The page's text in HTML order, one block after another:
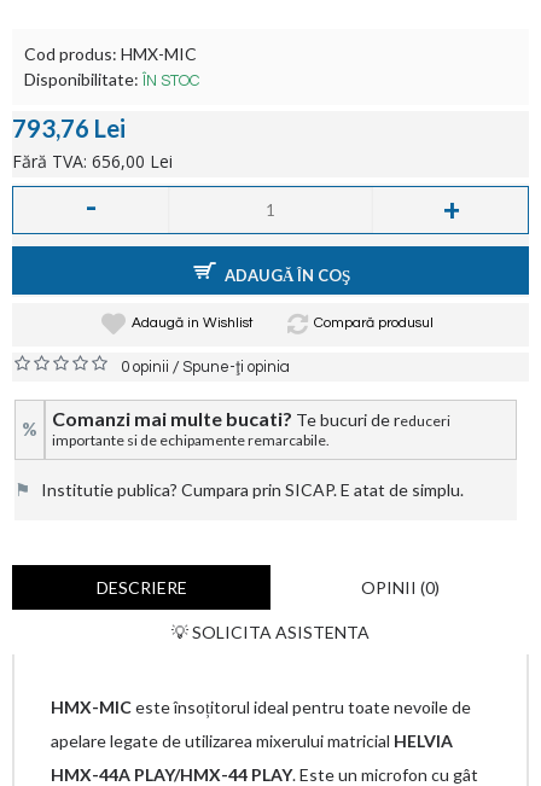
Cod produs: HMX-MIC
Disponibilitate:
ÎN STOC
793,76 Lei
Fără TVA: 656,00 Lei
- +
ADAUGĂ ÎN COŞ
Adaugă in Wishlist Compară produsul
0 opinii /Spune-ţi opinia
% Comanzi mai multe bucati? Te bucuri de reduceri
importante si de echipamente remarcabile.
⚑ Institutie publica? Cumpara prin SICAP. E atat de simplu.
DESCRIERE OPINII (0)
💡 SOLICITA ASISTENTA
HMX-MICeste însoțitorul ideal pentru toate nevoile de
apelare legate de utilizarea mixerului matricial HELVIA
HMX-44A PLAY/HMX-44 PLAY. Este un microfon cu gât